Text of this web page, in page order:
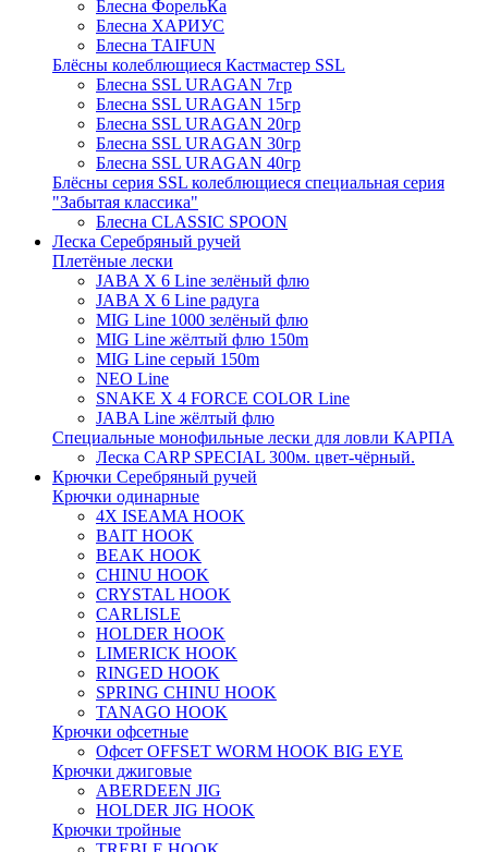
Блесна ФорельКа
Блесна ХАРИУС
Блесна TAIFUN
Блёсны колеблющиеся Кастмастер SSL
Блесна SSL URAGAN 7гр
Блесна SSL URAGAN 15гр
Блесна SSL URAGAN 20гр
Блесна SSL URAGAN 30гр
Блесна SSL URAGAN 40гр
Блёсны серия SSL колеблющиеся специальная серия
"Забытая классика"
Блесна CLASSIC SPOON
Леска Серебряный ручей
Плетёные лески
JABA X 6 Line зелёный флю
JABA X 6 Line радуга
MIG Line 1000 зелёный флю
MIG Line жёлтый флю 150m
MIG Line серый 150m
NEO Line
SNAKE X 4 FORCE COLOR Line
JABA Line жёлтый флю
Специальные монофильные лески для ловли КАРПА
Леска CARP SPECIAL 300м. цвет-чёрный.
Крючки Серебряный ручей
Крючки одинарные
4X ISEAMA HOOK
BAIT HOOK
BEAK HOOK
CHINU HOOK
CRYSTAL HOOK
CARLISLE
HOLDER HOOK
LIMERICK HOOK
RINGED HOOK
SPRING CHINU HOOK
TANAGO HOOK
Крючки офсетные
Офсет OFFSET WORM HOOK BIG EYE
Крючки джиговые
ABERDEEN JIG
HOLDER JIG HOOK
Крючки тройные